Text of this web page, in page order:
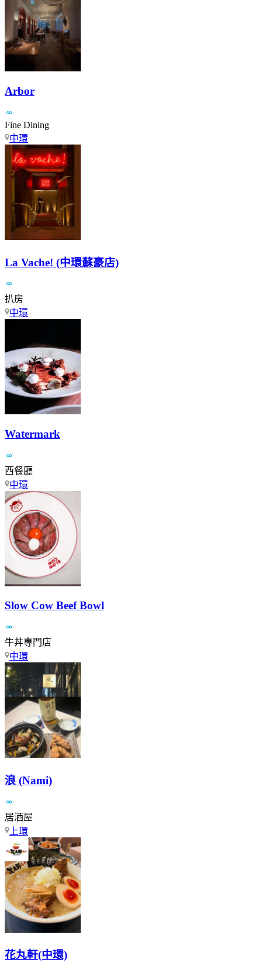
Arbor
Fine Dining
中環
La Vache! (中環蘇豪店)
扒房
中環
Watermark
西餐廳
中環
Slow Cow Beef Bowl
牛丼專門店
中環
浪 (Nami)
居酒屋
上環
花丸軒(中環)